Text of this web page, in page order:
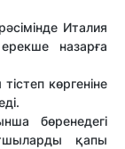
Италия
назарға
көргеніне
бөренедегі
қапы